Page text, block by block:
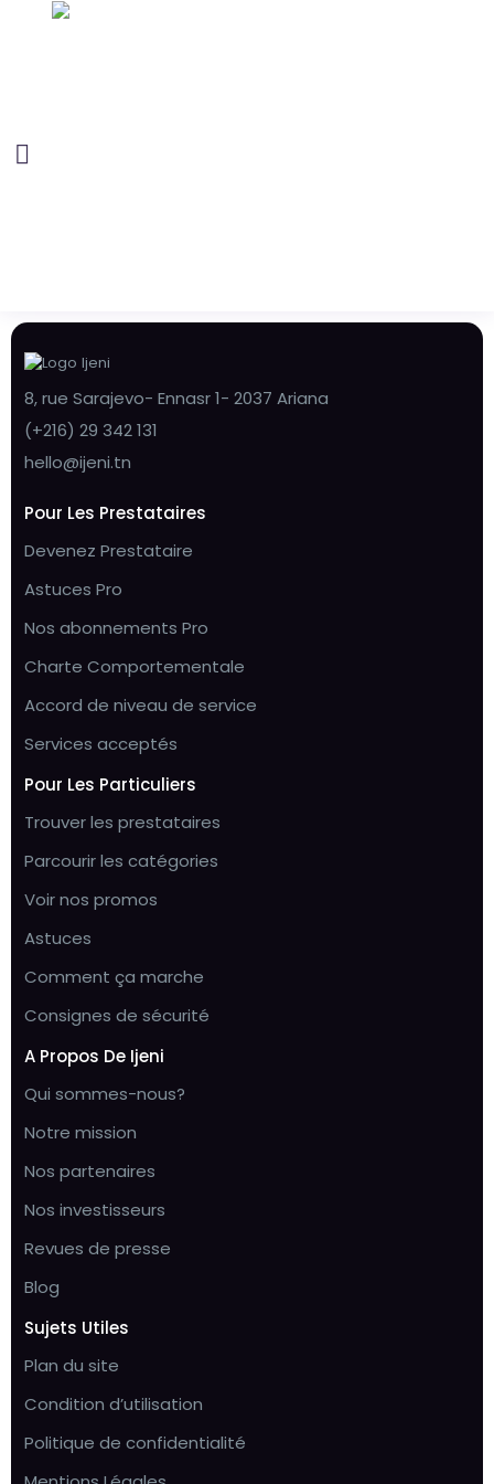
8, rue Sarajevo- Ennasr 1- 2037 Ariana
(+216) 29 342 131
hello@ijeni.tn
Pour Les Prestataires
Devenez Prestataire
Astuces Pro
Nos abonnements Pro
Charte Comportementale
Accord de niveau de service
Services acceptés
Pour Les Particuliers
Trouver les prestataires
Parcourir les catégories
Voir nos promos
Astuces
Comment ça marche
Consignes de sécurité
A Propos De Ijeni
Qui sommes-nous?
Notre mission
Nos partenaires
Nos investisseurs
Revues de presse
Blog
Sujets Utiles
Plan du site
Condition d’utilisation
Politique de confidentialité